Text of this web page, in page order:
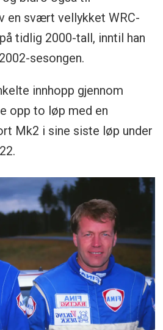
en svært vellykket WRC-
tidlig 2000-tall, inntil han
sesongen.
innhopp gjennom
opp to løp med en
Mk2 i sine siste løp under